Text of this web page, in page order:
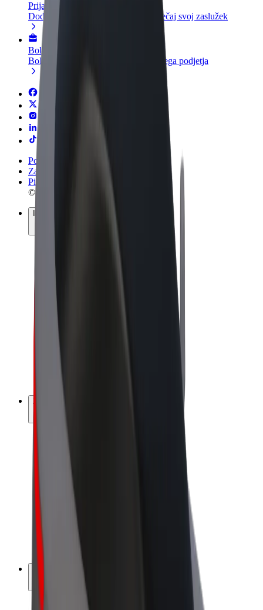
Prijavi se kot lastnik voznega parka
Dodaj svoj vozni park v Bolt in povečaj svoj zaslužek
Bolt za podjetja
Boltovi izdelki in storitve za rast tvojega podjetja
Pogoji poslovanja
Zasebnost
Piškotki
© 2026 Bolt Technology OÜ
Izdelki
Bolt Market
Bolt Hrana
Bolt za podjetja
Bolt Plus
Zasluži z Bolt
Zaslužki za voznike
Zaslužki za dostavljavce
Ponudniki Bolt Food
Vozni parki
Franšize
Zaposlitve